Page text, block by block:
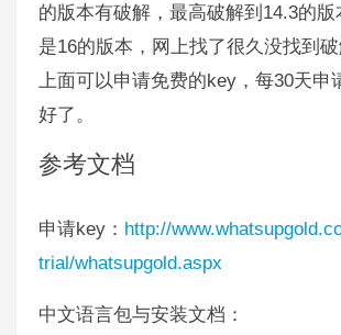
的版本有破解，最高破解到 14.3的版
是16的版本，网上找了很久没找到
上面可以申请免费的key ，每30天申
好了。
参考文档
申请key ： http://
trial/whatsupgold.aspx
中文语言包与安装文档：